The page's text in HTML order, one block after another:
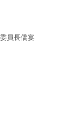
員長僑宴